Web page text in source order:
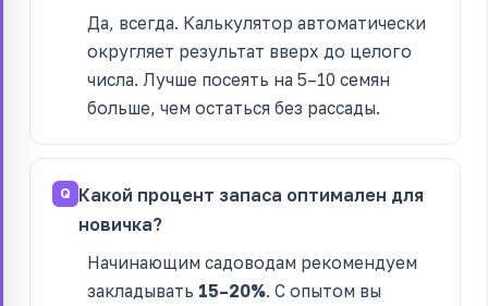
Да, всегда. Калькулятор автоматически
округляет результат вверх до целого
числа. Лучше посеять на 5–10 семян
больше, чем остаться без рассады.
Какой процент запаса оптимален для
новичка?
Начинающим садоводам рекомендуем
закладывать 15–20%. С опытом вы